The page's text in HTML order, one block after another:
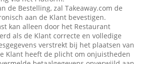
de Bestelling, zal Takeaway.com de
aan de Klant bevestigen.
kan alleen door het Restaurant
als de Klant correcte en volledige
verstrekt bij het plaatsen van
Klant heeft de plicht om onjuistheden